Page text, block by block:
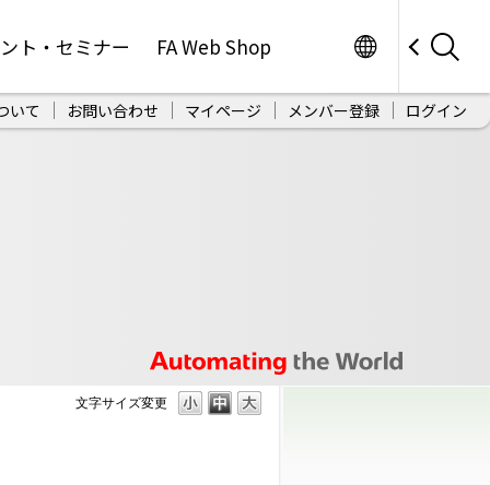
ト・セミナー FA Web Shop
いて お問い合わせ マイページ メンバー登録 ログイン
文字サイズ変更